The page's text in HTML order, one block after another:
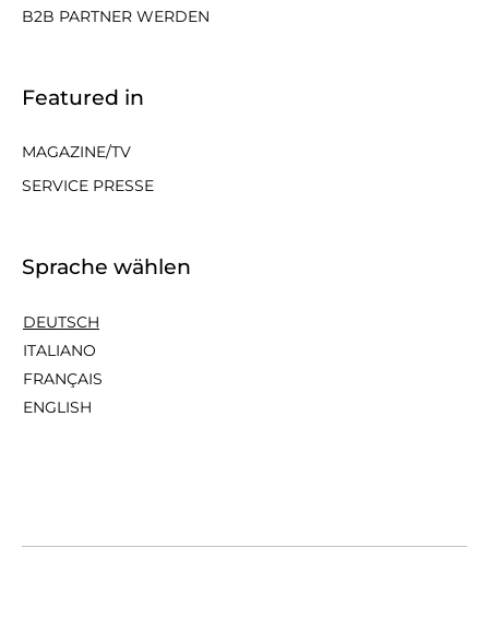
B2B PARTNER WERDEN
Featured in
MAGAZINE/TV
SERVICE PRESSE
Sprache wählen
DEUTSCH
ITALIANO
FRANÇAIS
ENGLISH